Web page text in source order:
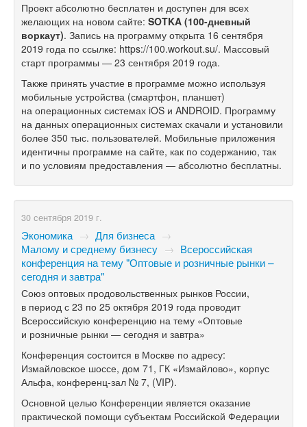
Проект абсолютно бесплатен и доступен для всех
желающих на новом сайте: SOTKA (100-дневный
воркаут). Запись на программу открыта 16 сентября
2019 года по ссылке: https://100.workout.su/. Массовый
старт программы — 23 сентября 2019 года.
Также принять участие в программе можно используя
мобильные устройства (смартфон, планшет)
на операционных системах iOS и ANDROID. Программу
на данных операционных системах скачали и установили
более 350 тыс. пользователей. Мобильные приложения
идентичны программе на сайте, как по содержанию, так
и по условиям предоставления — абсолютно бесплатны.
30 сентября 2019 г.
Экономика → Для бизнеса →
Малому и среднему бизнесу → Всероссийская
конференция на тему "Оптовые и розничные рынки –
сегодня и завтра"
Союз оптовых продовольственных рынков России,
в период с 23 по 25 октября 2019 года проводит
Всероссийскую конференцию на тему «Оптовые
и розничные рынки — сегодня и завтра»
Конференция состоится в Москве по адресу:
Измайловское шоссе, дом 71, ГК «Измайлово», корпус
Альфа, конференц-зал № 7, (VIP).
Основной целью Конференции является оказание
практической помощи субъектам Российской Федерации